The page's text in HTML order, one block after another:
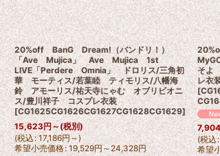
20%off BanG Dream!（バンドリ！）
「Ave Mujica」 Ave Mujica 1st
LIVE「Perdere Omnia」 ドロリス/三角初
華 モーティス/若葉睦 ティモリス/八幡海
鈴 アモーリス/祐天寺にゃむ オブリビオニ
ス/豊川祥子 コスプレ衣装
[CG1625CG1626CG1627CG1628CG1629]
15,623円～(税別)
(税込: 17,186円～)
希望小売価格: 19,529円～24,328円
そよ
レ衣
[
(税込:
希望